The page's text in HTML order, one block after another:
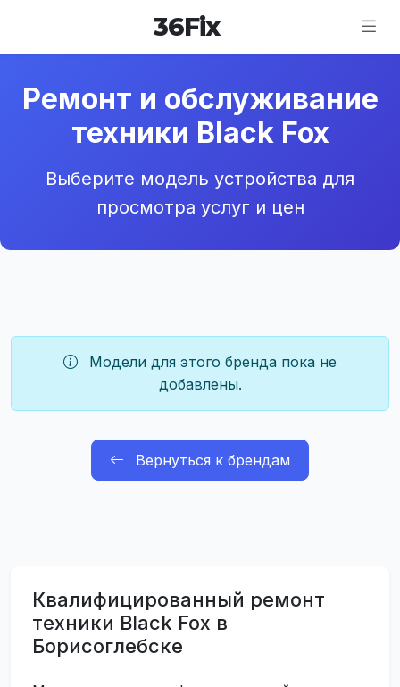
36Fix
Ремонт и обслуживание
техники Black Fox
Выберите модель устройства для
просмотра услуг и цен
Модели для этого бренда пока не
добавлены.
Вернуться к брендам
Квалифицированный ремонт
техники Black Fox в
Борисоглебске